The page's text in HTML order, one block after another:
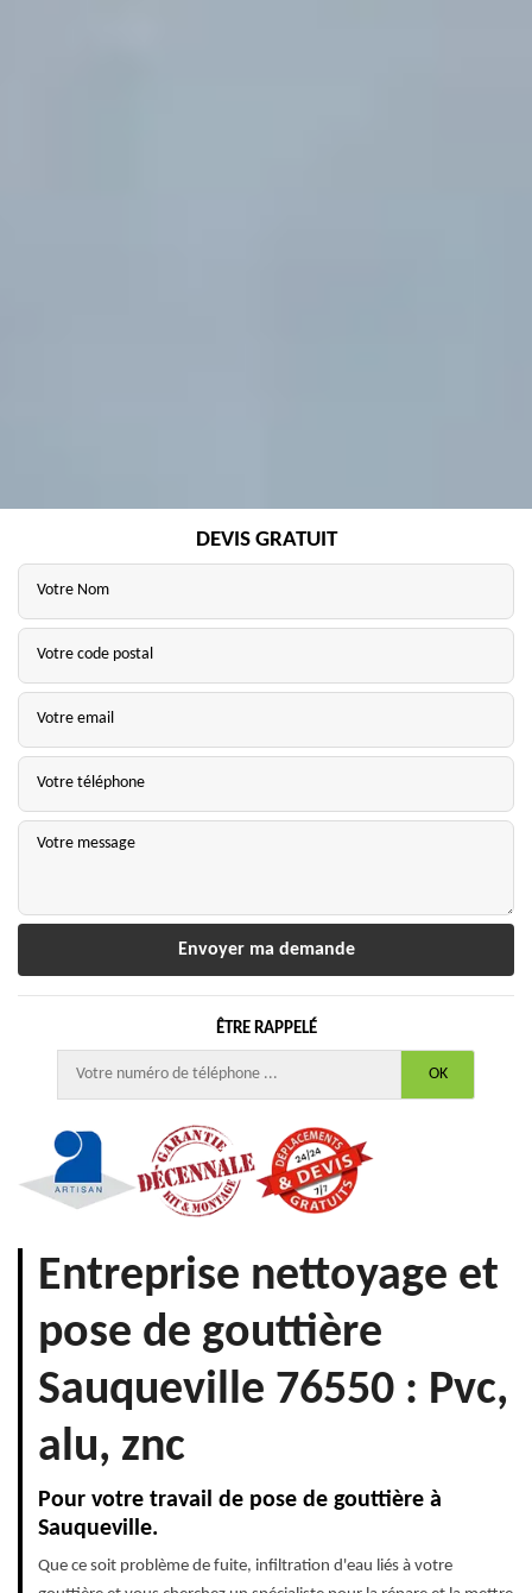
DEVIS GRATUIT
ÊTRE RAPPELÉ
Entreprise nettoyage et
pose de gouttière
Sauqueville 76550 : Pvc,
alu, znc
Pour votre travail de pose de gouttière à
Sauqueville.
Que ce soit problème de fuite, infiltration d'eau liés à votre